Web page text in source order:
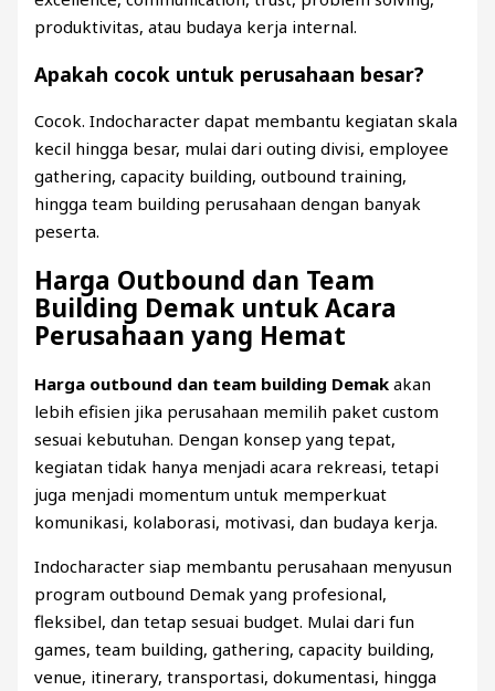
produktivitas, atau budaya kerja internal.
Apakah cocok untuk perusahaan besar?
Cocok. Indocharacter dapat membantu kegiatan skala
kecil hingga besar, mulai dari outing divisi, employee
gathering, capacity building, outbound training,
hingga team building perusahaan dengan banyak
peserta.
Harga Outbound dan Team
Building Demak untuk Acara
Perusahaan yang Hemat
Harga outbound dan team building Demak akan
lebih efisien jika perusahaan memilih paket custom
sesuai kebutuhan. Dengan konsep yang tepat,
kegiatan tidak hanya menjadi acara rekreasi, tetapi
juga menjadi momentum untuk memperkuat
komunikasi, kolaborasi, motivasi, dan budaya kerja.
Indocharacter siap membantu perusahaan menyusun
program outbound Demak yang profesional,
fleksibel, dan tetap sesuai budget. Mulai dari fun
games, team building, gathering, capacity building,
venue, itinerary, transportasi, dokumentasi, hingga